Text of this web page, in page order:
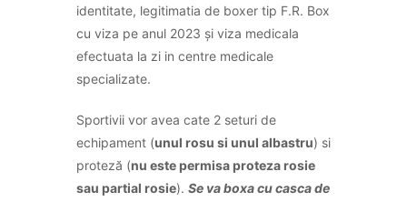
identitate, legitimatia de boxer tip F.R. Box
cu viza pe anul 2023 și viza medicala
efectuata la zi in centre medicale
specializate.
Sportivii vor avea cate 2 seturi de
echipament (unul rosu si unul albastru) si
proteză (nu este permisa proteza rosie
sau partial rosie). Se va boxa cu casca de